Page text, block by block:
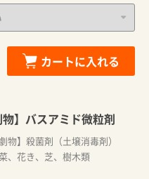
カートに入れる
物】バスアミド微粒剤
物】殺菌剤（土壌消毒剤）
、花き、芝、樹木類